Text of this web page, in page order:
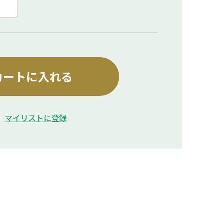
トに入れる
マイリストに登録